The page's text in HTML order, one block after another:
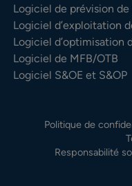
Logiciel de prévision
Logiciel d’exploitation
Logiciel d’optimisation
Logiciel de MFB/OTB
Logiciel S&OE et S&OP
Politique de
Responsabilité